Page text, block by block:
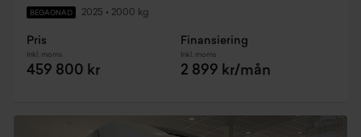
BEGAGNAD 2025 • 2000 kg
Pris
Inkl. moms
459 800 kr
Finansiering
Inkl. moms
2 899 kr/mån